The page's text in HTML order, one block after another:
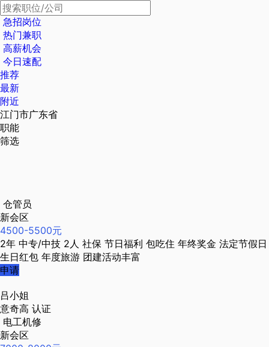
急招岗位
热门兼职
高薪机会
今日速配
推荐
最新
附近
江门市广东省
职能
筛选
仓管员
新会区
4500-5500元
2年 中专/中技 2人 社保 节日福利 包吃住 年终奖金 法定节假日
生日红包 年度旅游 团建活动丰富
申请
吕小姐
意奇高 认证
电工机修
新会区